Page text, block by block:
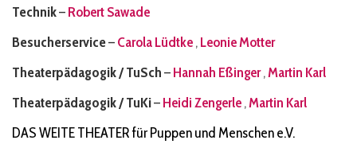
Technik–Robert Sawade
Besucherservice–Carola Lüdtke,Leonie Motter
Theaterpädagogik / TuSch–Hannah Eßinger,Martin Karl
Theaterpädagogik / TuKi–Heidi Zengerle,Martin Karl
DAS WEITE THEATER für Puppen und Menschen e.V.